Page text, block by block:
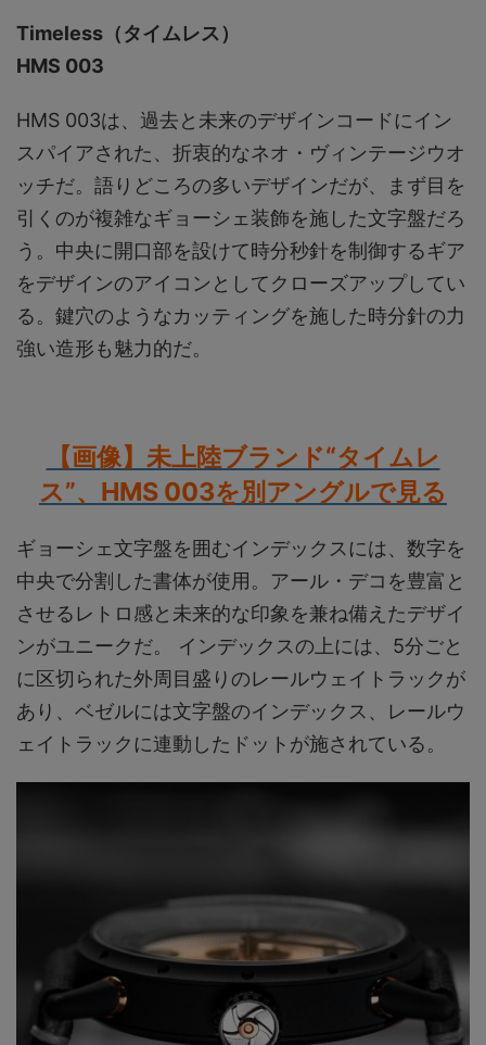
Timeless（タイムレス）
HMS 003
HMS 003は、過去と未来のデザインコードにイン
スパイアされた、折衷的なネオ・ヴィンテージウオ
ッチだ。語りどころの多いデザインだが、まず目を
引くのが複雑なギョーシェ装飾を施した文字盤だろ
う。中央に開口部を設けて時分秒針を制御するギア
をデザインのアイコンとしてクローズアップしてい
る。鍵穴のようなカッティングを施した時分針の力
強い造形も魅力的だ。
【画像】未上陸ブランド“タイムレ
ス”、HMS 003を別アングルで見る
ギョーシェ文字盤を囲むインデックスには、数字を
中央で分割した書体が使用。アール・デコを豊富と
させるレトロ感と未来的な印象を兼ね備えたデザイ
ンがユニークだ。 インデックスの上には、5分ごと
に区切られた外周目盛りのレールウェイトラックが
あり、ベゼルには文字盤のインデックス、レールウ
ェイトラックに連動したドットが施されている。